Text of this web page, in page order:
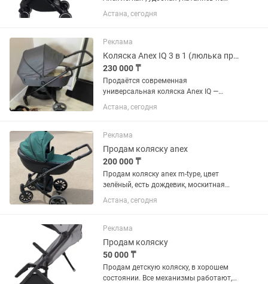
долго
Астана, сегодня
Реклама
Коляска Anex IQ 3 в 1 (люлька прогулка багги)
230 000 ₸
Продаётся современная
универсальная коляска Anex IQ —
идеальный вариант для ребёнка с
рождения до 3–4 лет. ✨ 3 в 1: •Люлька
блок •Лёгкая прогулочная коляска...
Астана, сегодня
Реклама
Продам коляску anex
200 000 ₸
Продам коляску anex m-type, цвет
зелёный, есть дождевик, москитная
сетка, люлька, сидушка
Астана, сегодня
Реклама
Продам коляску
50 000 ₸
Продам детскую коляску, в хорошем
состоянии. Все механизмы работают,